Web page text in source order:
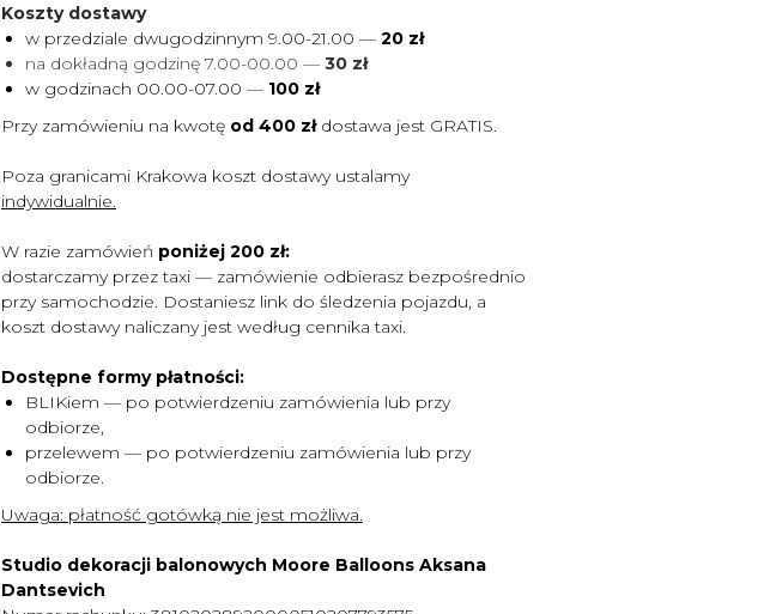
Koszty dostawy
w przedziale dwugodzinnym 9.00-21.00 — 20 zł
na dokładną godzinę 7.00-00.00 — 30 zł
w godzinach 00.00-07.00 — 100 zł
Przy zamówieniu na kwotę od 400 zł dostawa jest GRATIS.
Poza granicami Krakowa koszt dostawy ustalamy
indywidualnie.
W razie zamówień poniżej 200 zł:
dostarczamy przez taxi — zamówienie odbierasz bezpośrednio
przy samochodzie. Dostaniesz link do śledzenia pojazdu, a
koszt dostawy naliczany jest według cennika taxi.
Dostępne formy płatności:
BLIKiem — po potwierdzeniu zamówienia lub przy
odbiorze,
przelewem — po potwierdzeniu zamówienia lub przy
odbiorze.
Uwaga: płatność gotówką nie jest możliwa.
Studio dekoracji balonowych Moore Balloons Aksana
Dantsevich